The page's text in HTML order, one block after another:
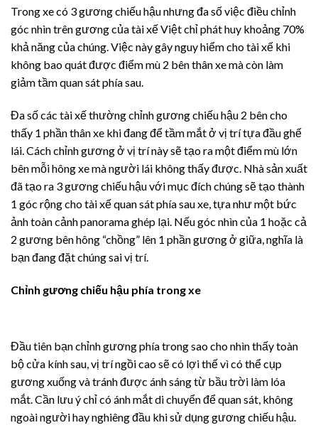
Trong xe có 3 gương chiếu hậu nhưng đa số việc điều chỉnh
góc nhìn trên gương của tài xế Việt chỉ phát huy khoảng 70%
khả năng của chúng. Việc này gây nguy hiểm cho tài xế khi
không bao quát được điểm mù 2 bên thân xe mà còn làm
giảm tầm quan sát phía sau.
Đa số các tài xế thường chỉnh gương chiếu hậu 2 bên cho
thấy 1 phần thân xe khi đang để tầm mắt ở vị trí tựa đầu ghế
lái. Cách chỉnh gương ở vị trí này sẽ tạo ra một điểm mù lớn
bên mỗi hông xe mà người lái không thấy được. Nhà sản xuất
đã tạo ra 3 gương chiếu hậu với mục đích chúng sẽ tạo thành
1 góc rộng cho tài xế quan sát phía sau xe, tựa như một bức
ảnh toàn cảnh panorama ghép lại. Nếu góc nhìn của 1 hoặc cả
2 gương bên hông “chồng” lên 1 phần gương ở giữa, nghĩa là
bạn đang đặt chúng sai vị trí.
Chỉnh gương chiếu hậu phía trong xe
Đầu tiên bạn chỉnh gương phía trong sao cho nhìn thấy toàn
bộ cửa kính sau, vị trí ngồi cao sẽ có lợi thế vì có thể cụp
gương xuống và tránh được ánh sáng từ bầu trời làm lóa
mắt. Cần lưu ý chỉ có ánh mắt di chuyển để quan sát, không
ngoài người hay nghiêng đầu khi sử dụng gương chiếu hậu.